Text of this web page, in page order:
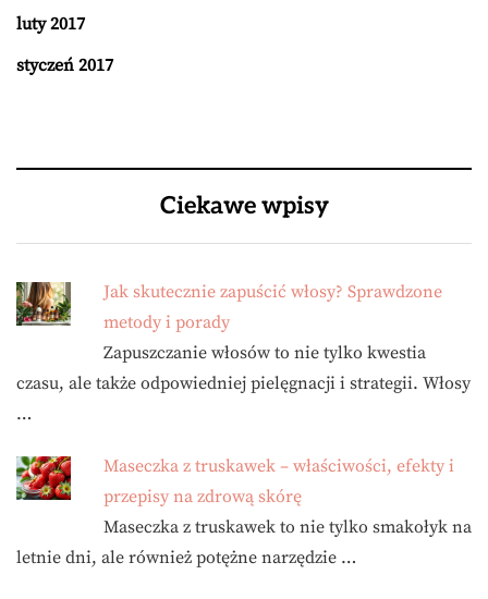
luty 2017
styczeń 2017
Ciekawe wpisy
Jak skutecznie zapuścić włosy? Sprawdzone
metody i porady
Zapuszczanie włosów to nie tylko kwestia
czasu, ale także odpowiedniej pielęgnacji i strategii. Włosy
…
Maseczka z truskawek – właściwości, efekty i
przepisy na zdrową skórę
Maseczka z truskawek to nie tylko smakołyk na
letnie dni, ale również potężne narzędzie …